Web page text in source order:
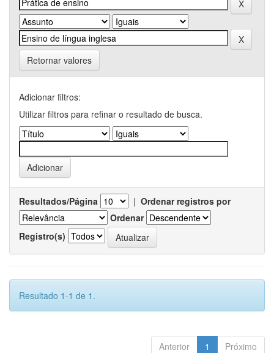
Retornar valores
Adicionar filtros:
Utilizar filtros para refinar o resultado de busca.
Resultados/Página | Ordenar registros por
Ordenar
Registro(s)
Resultado 1-1 de 1.
Anterior 1 Próximo